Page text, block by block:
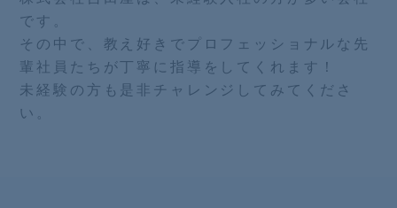
です。
その中で、教え好きでプロフェッショナルな先
輩社員たちが丁寧に指導をしてくれます！
未経験の方も是非チャレンジしてみてくださ
い。